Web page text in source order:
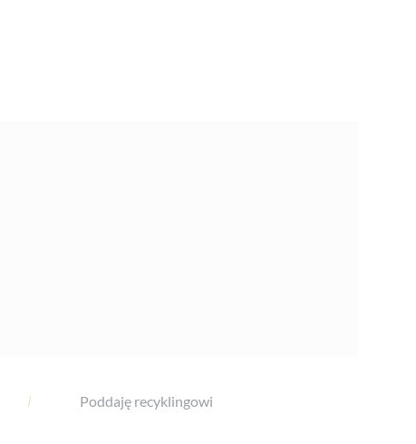
Poddaję recyklingowi